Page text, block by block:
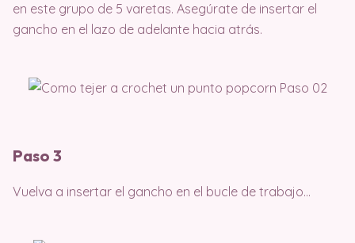
en este grupo de 5 varetas. Asegúrate de insertar el
gancho en el lazo de adelante hacia atrás.
Paso 3
Vuelva a insertar el gancho en el bucle de trabajo…